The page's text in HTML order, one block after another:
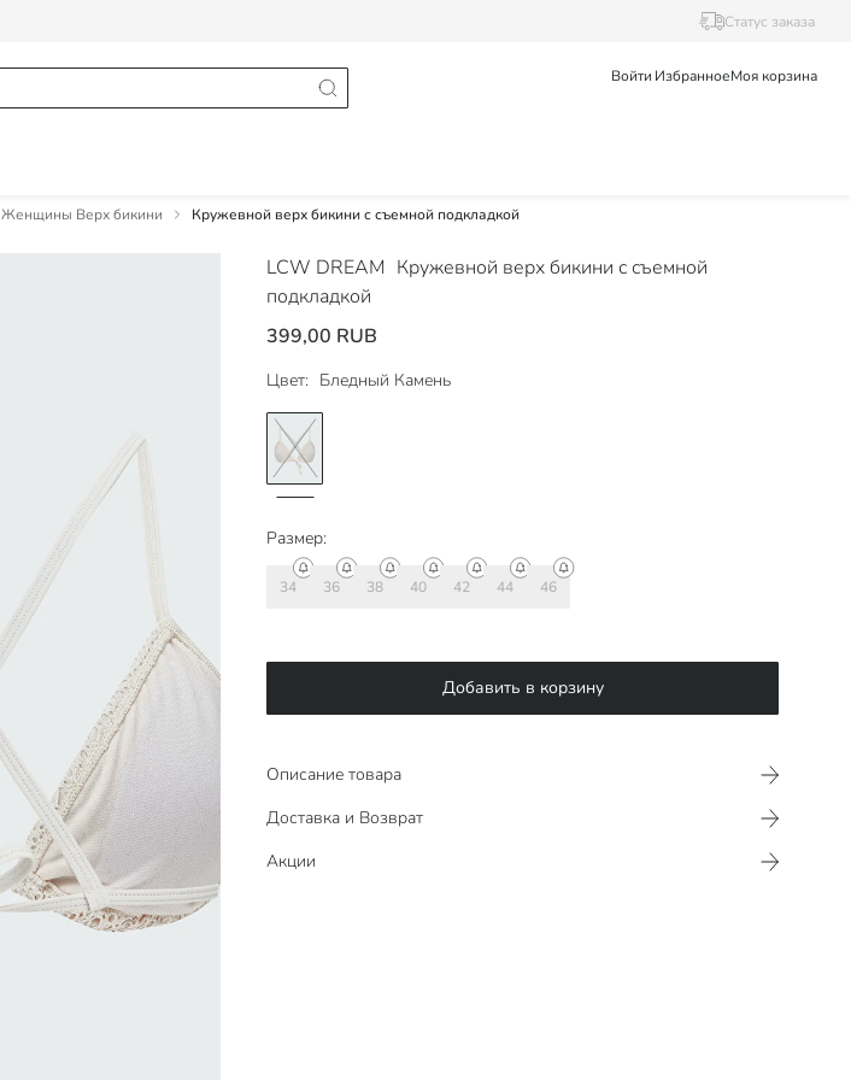
Статус заказа
Войти ИзбранноеМоя корзина
Женщины Верх бикини Кружевной верх бикини с съемной подкладкой
LCW DREAM Кружевной верх бикини с съемной
подкладкой
399,00 RUB
Цвет: Бледный Камень
Размер:
34 36 38 40 42 44 46
Добавить в корзину
Описание товара
Доставка и Возврат
Акции